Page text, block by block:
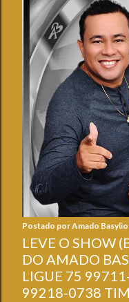
Postado porAmado Basylio
LEVE O SHOW
DO AMADO
LIGUE 75
99218-0738 TIM